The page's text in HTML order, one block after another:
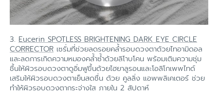
3. Eucerin SPOTLESS BRIGHTENING DARK EYE CIRCLE
CORRECTOR เซรั่มที่ช่วยลดรอยคล้ำรอบดวงตาด้วยไทอามิดอล
และลดการเกิดความหมองคล้ำซ้ำด้วยลิโาบโคน พร้อมเติมความชุ่ม
ชื้นให้ผิวรอบดวงตาดูอิ่มฟูขึ้นด้วยไฮยาลูรอนและโอลิโกเพพไทด์
เสริมให้ผิวรอบดวงตาเย็นสดชื่น ด้วย คูลลิ่ง แอพพลิเคเตอร์ ช่วย
ทำให้ผิวรอบดวงตากระจ่างใส ภายใน 2 สัปดาห์